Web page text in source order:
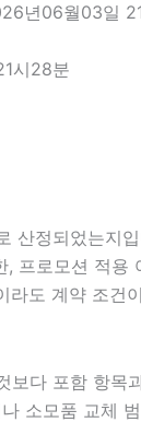
년06월03일
시28분
산정되었는
프로모션 적
도 계약 조
다 포함 항
소모품 교